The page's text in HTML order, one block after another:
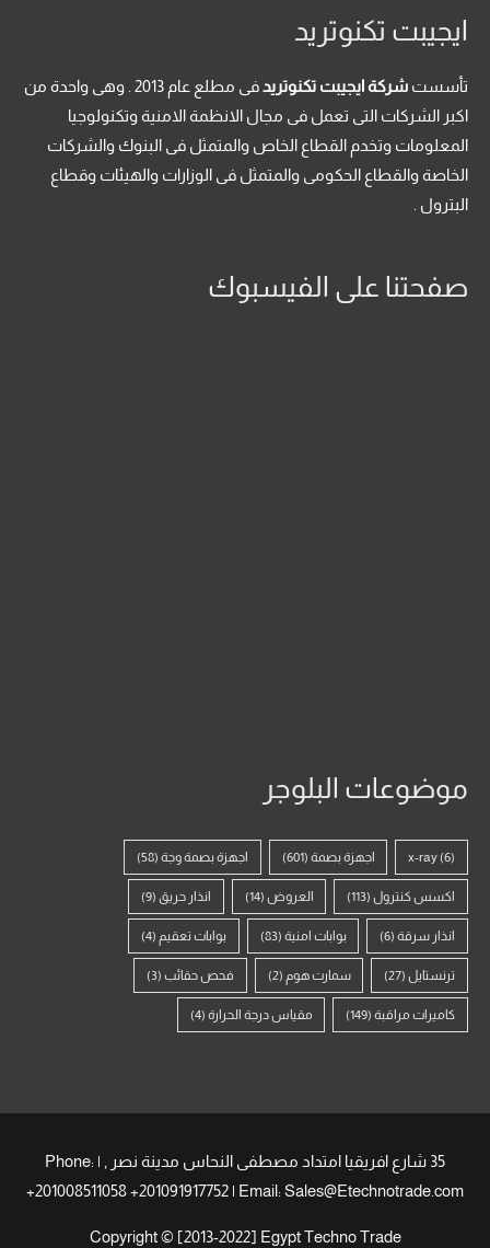
ايجيبت تكنوتريد
تأسست شركة ايجيبت تكنوتريد
فى مطلع عام 2013 . وهى واحدة من
اكبر الشركات التى تعمل فى مجال الانظمة الامنية وتكنولوجيا
المعلومات وتخدم القطاع الخاص والمتمثل فى البنوك والشركات
الخاصة والقطاع الحكومى والمتمثل فى الوزارات والهيئات وقطاع
البترول .
صفحتنا على الفيسبوك
موضوعات البلوجر
x-ray (6) اجهزة بصمة (601) اجهزة بصمة وجة(58)
اكسس كنترول(113) العروض (14) انذار حريق(9)
انذار سرقة(6) بوابات امنية (83) بوابات تعقيم (4)
ترنستايل(27) سمارت هوم (2) فحص حقائب(3)
كاميرات مراقبة(149) مقياس درجة الحرارة (4)
35 شارع افريقيا امتداد مصطفى النحاس مدينة نصر , | Phone:
+201008511058 +201091917752 | Email: Sales@Etechnotrade.com
Copyright © [2013-2022] Egypt Techno Trade